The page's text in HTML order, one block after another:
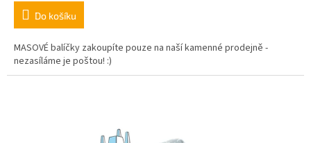
Do košíku
MASOVÉ balíčky zakoupíte pouze na naší kamenné prodejně -
nezasíláme je poštou! :)